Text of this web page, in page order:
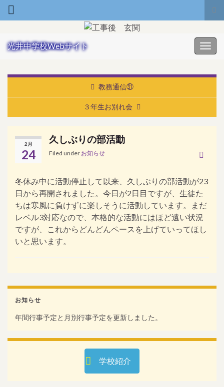
Search for:
光井中学校Webサイト
教務通信㉛
３年生お別れ会
2月
24
久しぶりの部活動
Filed under お知らせ
冬休み中に活動停止して以来、久しぶりの部活動が23
日から再開されました。今日が2日目ですが、生徒た
ちは寒風に負けずに楽しそうに活動しています。まだ
レベル3対応なので、本格的な活動にはほど遠い状況
ですが、これからどんどんペースを上げていってほし
いと思います。
お知らせ
年間行事予定と月別行事予定を更新しました。
学校紹介